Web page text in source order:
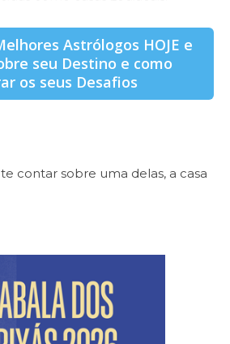
Astrólogos HOJE e
seu Destino e como
os seus Desafios
contar sobre uma delas, a casa